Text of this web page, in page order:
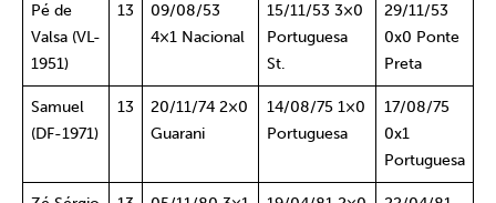
Pé de
Valsa (VL-
1951)
13
09/08/53
4×1 Nacional
15/11/53 3×0
Portuguesa
St.
29/11/53
0x0 Ponte
Preta
Samuel
(DF-1971)
13
20/11/74 2×0
Guarani
14/08/75 1×0
Portuguesa
17/08/75
0x1
Portuguesa